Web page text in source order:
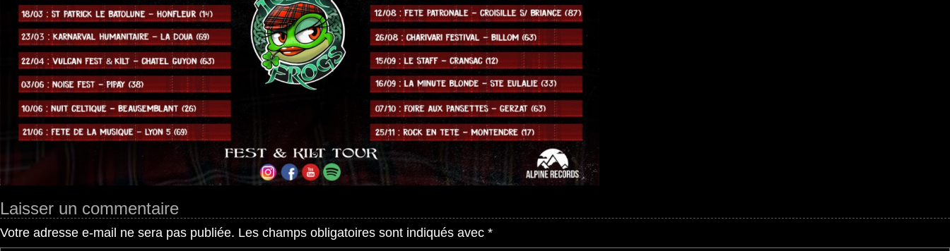
Laisser un commentaire
Votre adresse e-mail ne sera pas publiée. Les champs obligatoires sont indiqués avec *